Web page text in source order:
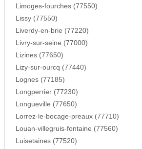
Limoges-fourches (77550)
Lissy (77550)
Liverdy-en-brie (77220)
Livry-sur-seine (77000)
Lizines (77650)
Lizy-sur-ourcq (77440)
Lognes (77185)
Longperrier (77230)
Longueville (77650)
Lorrez-le-bocage-preaux (77710)
Louan-villegruis-fontaine (77560)
Luisetaines (77520)